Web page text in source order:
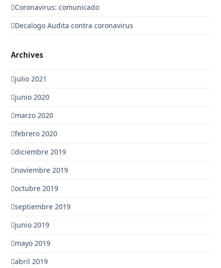
Coronavirus: comunicado
Decalogo Audita contra coronavirus
Archives
julio 2021
junio 2020
marzo 2020
febrero 2020
diciembre 2019
noviembre 2019
octubre 2019
septiembre 2019
junio 2019
mayo 2019
abril 2019